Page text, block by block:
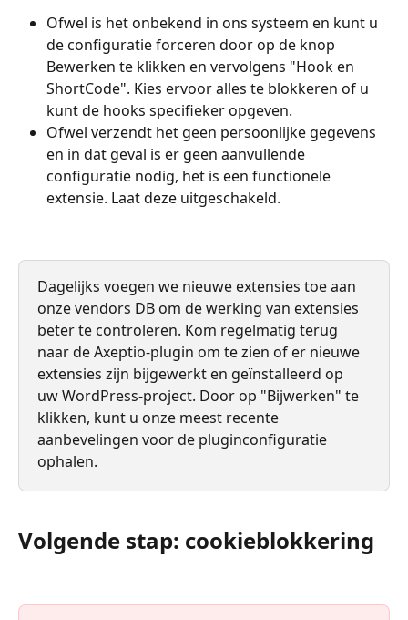
Ofwel is het onbekend in ons systeem en kunt u
de configuratie forceren door op de knop
Bewerken te klikken en vervolgens "Hook en
ShortCode". Kies ervoor alles te blokkeren of u
kunt de hooks specifieker opgeven.
Ofwel verzendt het geen persoonlijke gegevens
en in dat geval is er geen aanvullende
configuratie nodig, het is een functionele
extensie. Laat deze uitgeschakeld.
Dagelijks voegen we nieuwe extensies toe aan
onze vendors DB om de werking van extensies
beter te controleren. Kom regelmatig terug
naar de Axeptio-plugin om te zien of er nieuwe
extensies zijn bijgewerkt en geïnstalleerd op
uw WordPress-project. Door op "Bijwerken" te
klikken, kunt u onze meest recente
aanbevelingen voor de pluginconfiguratie
ophalen.
Volgende stap: cookieblokkering